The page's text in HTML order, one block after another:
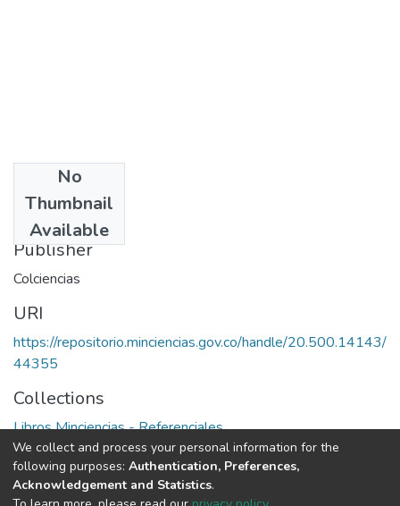
No
Thumbnail
Available
1975
Publisher
Colciencias
URI
https://repositorio.minciencias.gov.co/handle/20.500.14143/
44355
Collections
Libros Minciencias - Referenciales
Full item page
We collect and process your personal information for the
following purposes: Authentication, Preferences,
Acknowledgement and Statistics.